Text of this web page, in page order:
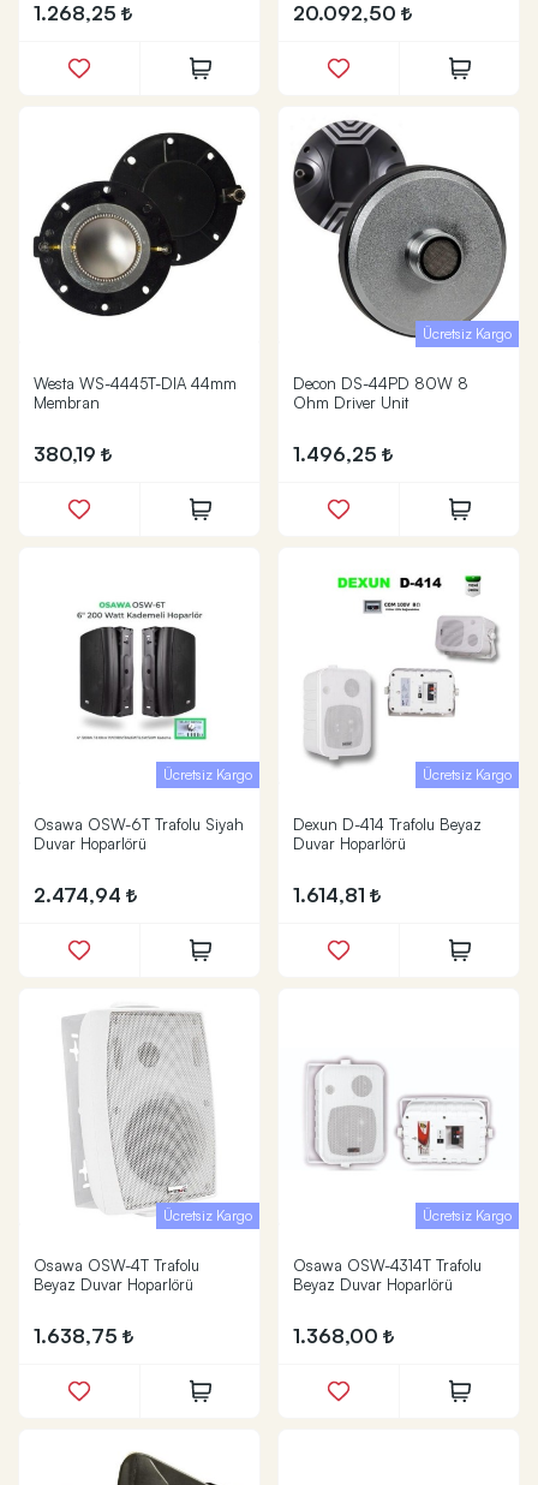
1.268,25 20.092,50
Westa WS-4445T-DIA 44mm
Membran
380,19
Ücretsiz Kargo
Decon DS-44PD 80W 8
Ohm Driver Unit
1.496,25
Ücretsiz Kargo
Osawa OSW-6T Trafolu Siyah
Duvar Hoparlörü
2.474,94
Ücretsiz Kargo
Dexun D-414 Trafolu Beyaz
Duvar Hoparlörü
1.614,81
Ücretsiz Kargo
Osawa OSW-4T Trafolu
Beyaz Duvar Hoparlörü
1.638,75
Ücretsiz Kargo
Osawa OSW-4314T Trafolu
Beyaz Duvar Hoparlörü
1.368,00